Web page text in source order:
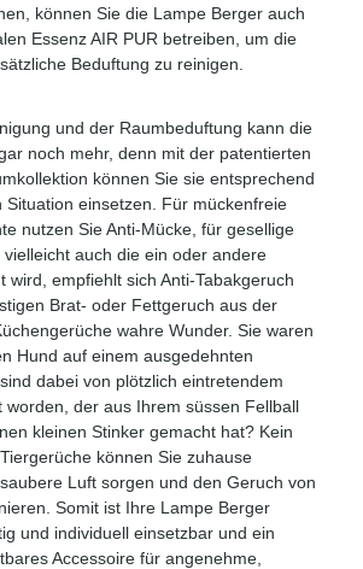
können Sie die Lampe Berger auch
Essenz AIR PUR betreiben, um die
Beduftung zu reinigen.
und der Raumbeduftung kann die
noch mehr, denn mit der patentierten
können Sie sie entsprechend
Situation einsetzen. Für mückenfreie
nutzen Sie Anti-Mücke, für gesellige
auch die ein oder andere
wird, empfiehlt sich Anti-Tabakgeruch
Brat- oder Fettgeruch aus der
wahre Wunder. Sie waren
Hund auf einem ausgedehnten
dabei von plötzlich eintretendem
worden, der aus Ihrem süssen Fellball
kleinen Stinker gemacht hat? Kein
können Sie zuhause
Luft sorgen und den Geruch von
Somit ist Ihre Lampe Berger
und individuell einsetzbar und ein
Accessoire für angenehme,